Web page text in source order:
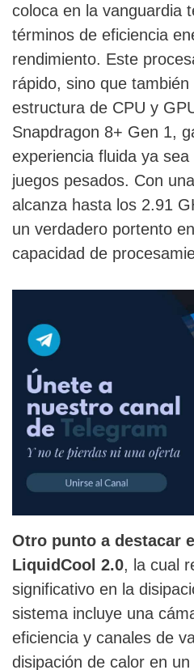
coloca en la vanguardia
términos de eficiencia
rendimiento. Este
rápido, sino que
estructura de CPU y
Snapdragon 8+ Gen 1,
experiencia fluida ya
juegos pesados. Con
alcanza hasta los 2.91
un verdadero portento
capacidad de
Otro punto a destacar
LiquidCool 2.0, la cual
significativo en la
sistema incluye una
eficiencia y canales de
disipación de calor en